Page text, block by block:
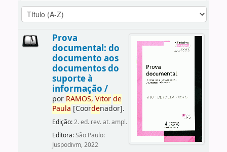
Prova
documental: do
documento aos
documentos do
suporte à
informação /
por RAMOS, Vitor de
Paula [Coordenador].
Edição:2. ed. rev. at. ampl.
Editora:São Paulo:
Juspodivm, 2022